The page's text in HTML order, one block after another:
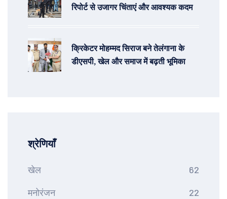
रिपोर्ट से उजागर चिंताएं और आवश्यक कदम
क्रिकेटर मोहम्मद सिराज बने तेलंगाना के
डीएसपी, खेल और समाज में बढ़ती भूमिका
श्रेणियाँ
खेल 62
मनोरंजन 22